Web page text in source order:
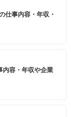
仕事内容・年収・
内容・年収や企業